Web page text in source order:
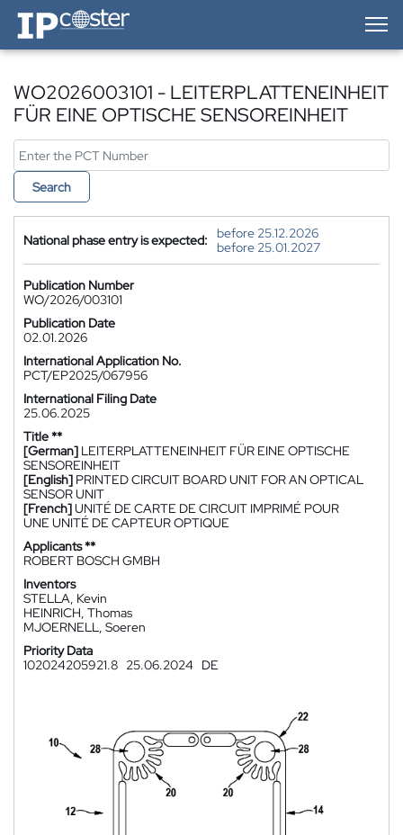
IP-Coster — Home
WO2026003101 - LEITERPLATTENEINHEIT
FÜR EINE OPTISCHE SENSOREINHEIT
Search
National phase entry is expected:
before 25.12.2026
before 25.01.2027
Publication Number
WO/2026/003101
Publication Date
02.01.2026
International Application No.
PCT/EP2025/067956
International Filing Date
25.06.2025
Title **
[German] LEITERPLATTENEINHEIT FÜR EINE OPTISCHE
SENSOREINHEIT
[English] PRINTED CIRCUIT BOARD UNIT FOR AN OPTICAL
SENSOR UNIT
[French]UNITÉ DE CARTE DE CIRCUIT IMPRIMÉ POUR
UNE UNITÉ DE CAPTEUR OPTIQUE
Applicants **
ROBERT BOSCH GMBH
Inventors
STELLA, Kevin
HEINRICH, Thomas
MJOERNELL, Soeren
Priority Data
102024205921.8 25.06.2024 DE